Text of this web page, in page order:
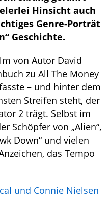
Hinsicht auch
Genre-Porträt
Geschichte.
von Autor David
zu All The Money
– und hinter dem
Streifen steht, der
2 trägt. Selbst im
Schöpfer von „Alien“,
Down“ und vielen
das Tempo
und Connie Nielsen